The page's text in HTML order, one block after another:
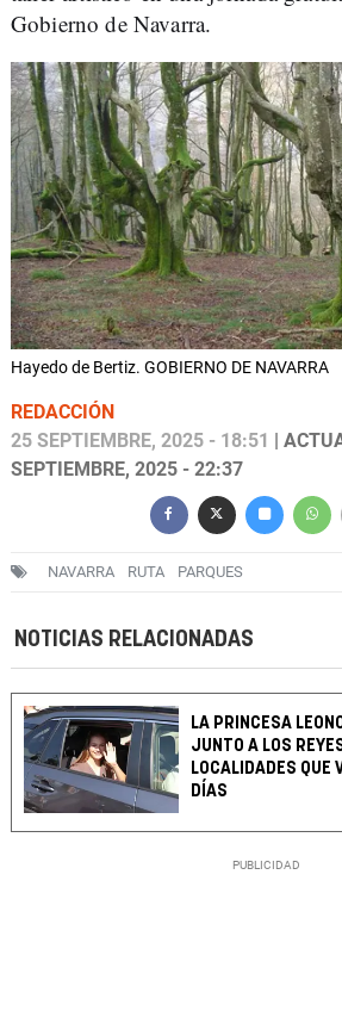
Gobierno de Navarra.
Hayedo de Bertiz. GOBIERNO DE NAVARRA
REDACCIÓN
25 SEPTIEMBRE, 2025 - 18:51
|
SEPTIEMBRE, 2025 - 22:37
NAVARRA RUTA PARQUES
NOTICIAS RELACIONADAS
LA PRINCESA
JUNTO A LOS
LOCALIDADES QUE
DÍAS